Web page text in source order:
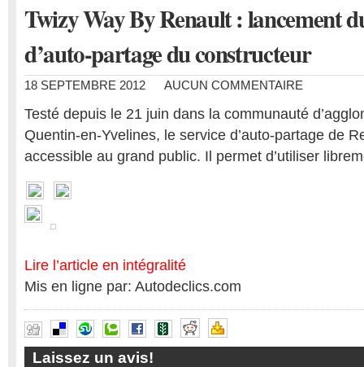
Twizy Way By Renault : lancement
d’auto-partage du constructeur
18 SEPTEMBRE 2012 AUCUN COMMENTAIRE
Testé depuis le 21 juin dans la communauté
Quentin-en-Yvelines, le service d’auto-partage de
accessible au grand public. Il permet d’utiliser
Lire l’article en intégralité
Mis en ligne par: Autodeclics.com
Laissez un avis!